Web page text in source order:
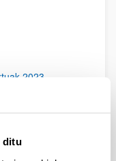
ditu
2023
egin da-
Behineko